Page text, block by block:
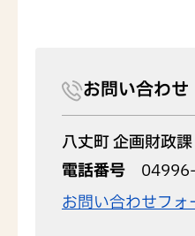
お問い合わせ
八丈町 企画財政課
電話番号
お問い合わせフ